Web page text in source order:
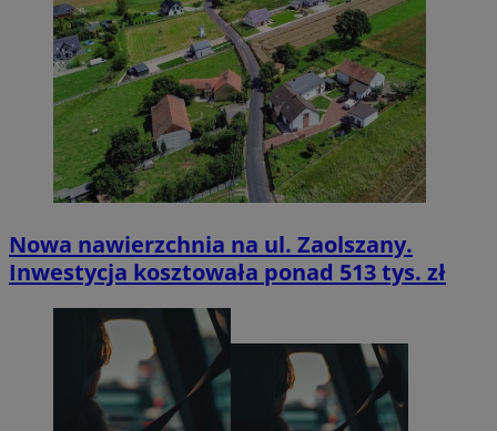
Nowa nawierzchnia na ul. Zaolszany.
Inwestycja kosztowała ponad 513 tys. zł